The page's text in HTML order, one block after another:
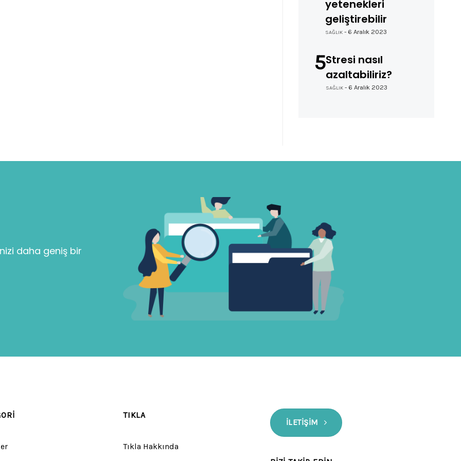
yetenekleri
geliştirebilir
SAĞLIK - 6 Aralık 2023
5Stresi nasıl
azaltabiliriz?
SAĞLIK - 6 Aralık 2023
daha geniş bir
TIKLA
Tıkla Hakkında
İLETIŞIM